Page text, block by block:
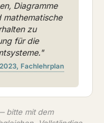
Diagramme
mathematische
zu
für die
Fachlehrplan
bitte mit dem